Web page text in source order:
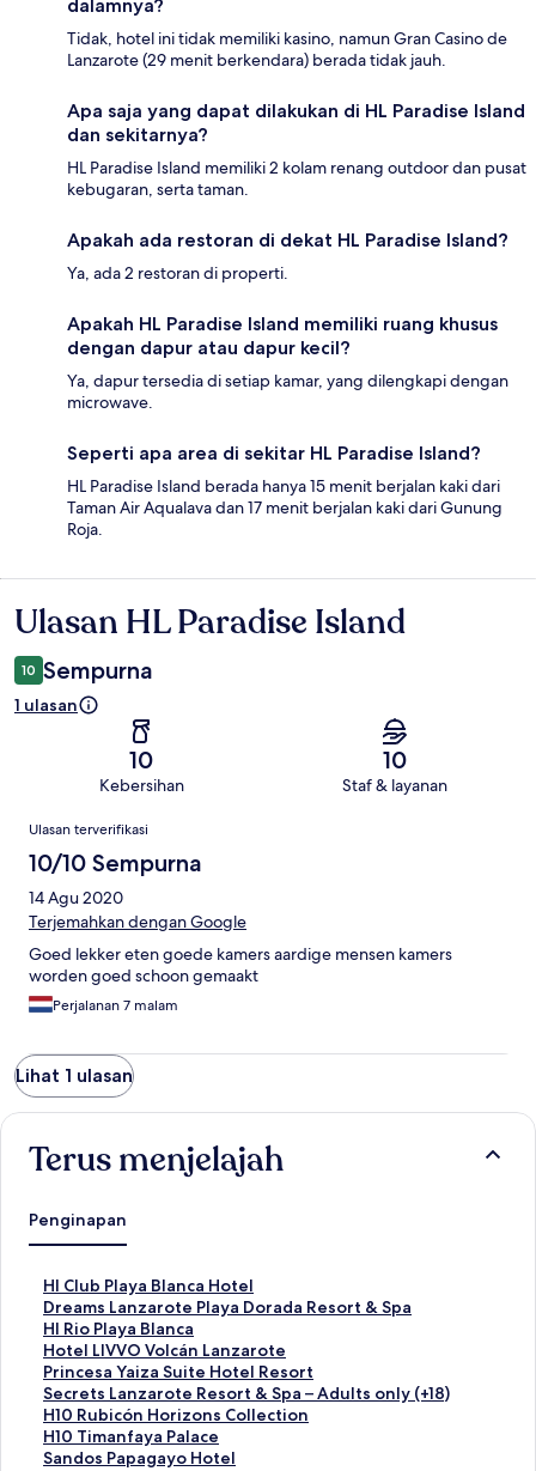
dalamnya?
Tidak, hotel ini tidak memiliki kasino, namun Gran Casino de
Lanzarote (29 menit berkendara) berada tidak jauh.
Apa saja yang dapat dilakukan di HL Paradise Island
dan sekitarnya?
HL Paradise Island memiliki 2 kolam renang outdoor dan pusat
kebugaran, serta taman.
Apakah ada restoran di dekat HL Paradise Island?
Ya, ada 2 restoran di properti.
Apakah HL Paradise Island memiliki ruang khusus
dengan dapur atau dapur kecil?
Ya, dapur tersedia di setiap kamar, yang dilengkapi dengan
microwave.
Seperti apa area di sekitar HL Paradise Island?
HL Paradise Island berada hanya 15 menit berjalan kaki dari
Taman Air Aqualava dan 17 menit berjalan kaki dari Gunung
Roja.
Ulasan
Ulasan HL Paradise Island
10 Sempurna
1 ulasan
10
Kebersihan
10
Staf & layanan
Ulasan
Ulasan terverifikasi
10/10 Sempurna
14 Agu 2020
Terjemahkan dengan Google
Goed lekker eten goede kamers aardige mensen kamers
worden goed schoon gemaakt
Perjalanan 7 malam
Lihat 1 ulasan
Terus menjelajah
Penginapan
Hl Club Playa Blanca Hotel
T
a
u
t
a
n
S
t
a
Dreams Lanzarote Playa Dorada Resort & Spa
T
a
u
t
a
n
S
t
Hl Rio Playa Blanca
T
a
u
t
a
n
S
Hotel LIVVO Volcán Lanzarote
T
a
u
t
a
n
Princesa Yaiza Suite Hotel Resort
T
a
u
t
a
Secrets Lanzarote Resort & Spa – Adults only (+18)
T
a
u
t
H10 Rubicón Horizons Collection
T
a
u
H10 Timanfaya Palace
T
a
Sandos Papagayo Hotel
T